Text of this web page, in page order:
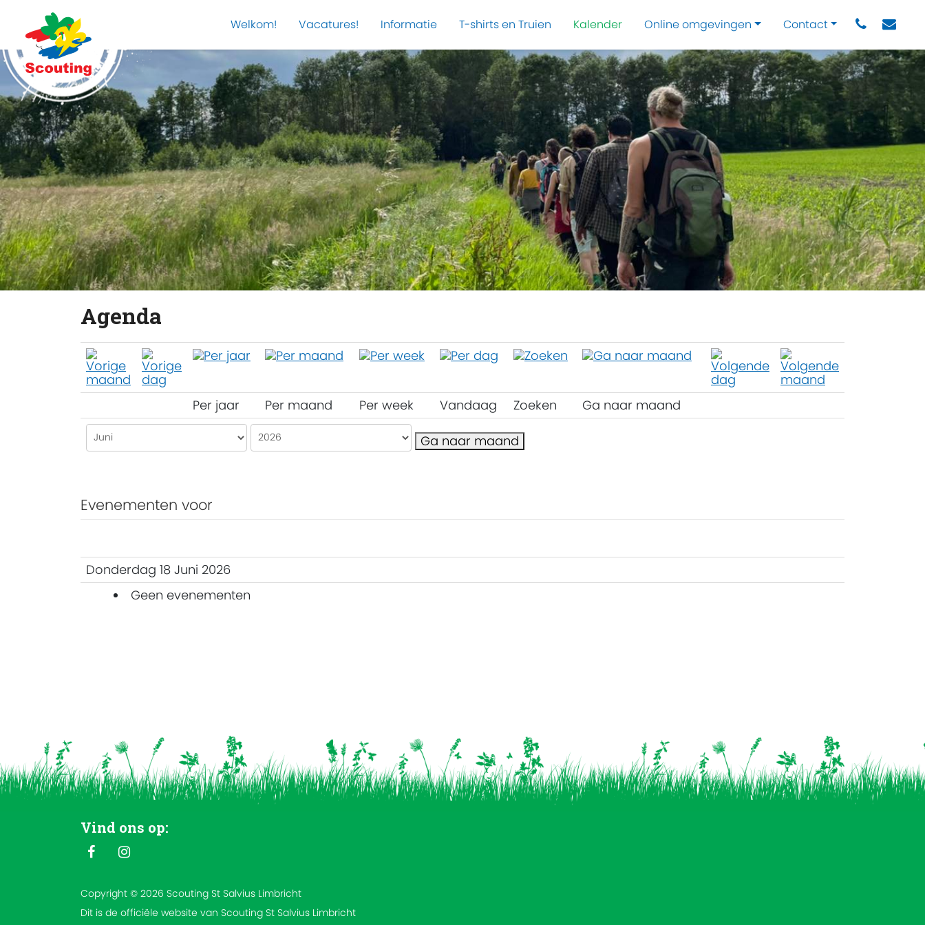
Welkom! Vacatures! Informatie T-shirts en Truien Kalender Online omgevingen Contact
Agenda
Per jaar Per maand Per week Vandaag Zoeken Ga naar maand
Ga naar maand
Evenementen voor
Donderdag 18 Juni 2026
Geen evenementen
Vind ons op:
Copyright © 2026 Scouting St Salvius Limbricht
Dit is de officiële website van Scouting St Salvius Limbricht